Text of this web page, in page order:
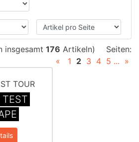
insgesamt 176 Artikeln)
Seiten:
«
1 2 3 4 5 ... »